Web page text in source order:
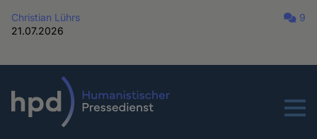
Christian Lührs
21.07.2026
9
Menu